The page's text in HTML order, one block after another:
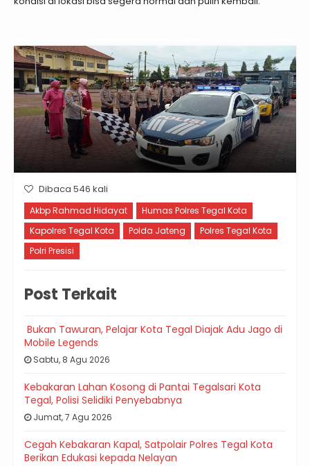
Dibaca 546 kali
Akbp Rahmad Hidayat
Humas Polres Tegal Kota
Kapolres Tegal Kota
Polda Jateng
Polres Tegal Kota
Polri Presisi
Post Terkait
Bukan Tawuran, Pelajar Kota Tegal Diajak Adu Jago di
Mobile Legends
Sabtu, 8 Agu 2026
Kebakaran Lahan Kosong di Pantai Tegalsari Kota
Tegal, Polisi Selidiki Penyebabnya
Jumat, 7 Agu 2026
Cegah Kebakaran Kapal, Satpolair Polres Tegal Kota
Berikan Edukasi kepada Nelayan